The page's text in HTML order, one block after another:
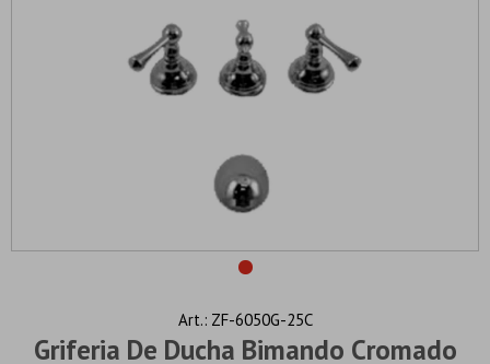
Griferia De Ducha Bimando Cromado
ZF-6050G-25C